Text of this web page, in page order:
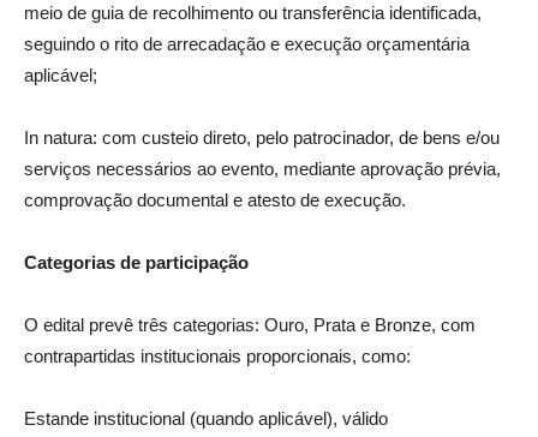
meio de guia de recolhimento ou transferência identificada,
seguindo o rito de arrecadação e execução orçamentária
aplicável;
In natura: com custeio direto, pelo patrocinador, de bens e/ou
serviços necessários ao evento, mediante aprovação prévia,
comprovação documental e atesto de execução.
Categorias de participação
O edital prevê três categorias: Ouro, Prata e Bronze, com
contrapartidas institucionais proporcionais, como:
Estande institucional (quando aplicável), válido